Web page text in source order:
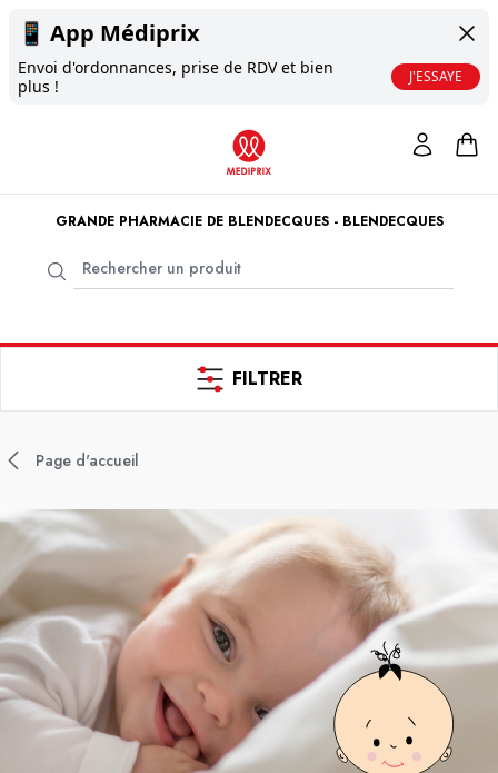
📱 App Médiprix
Envoi d'ordonnances, prise de RDV et bien
plus !
J'ESSAYE
GRANDE PHARMACIE DE BLENDECQUES - BLENDECQUES
FILTRER
Page d'accueil